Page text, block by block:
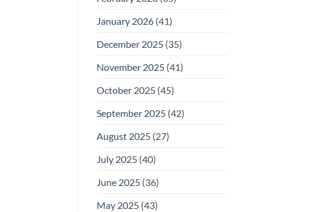
January 2026(41)
December 2025(35)
November 2025(41)
October 2025(45)
September 2025(42)
August 2025(27)
July 2025(40)
June 2025(36)
May 2025(43)